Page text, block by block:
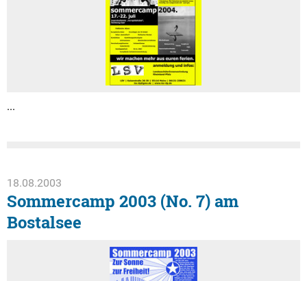
...
18.08.2003
Sommercamp 2003 (No. 7) am
Bostalsee